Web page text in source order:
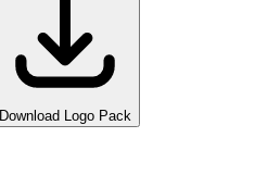
Download Logo Pack